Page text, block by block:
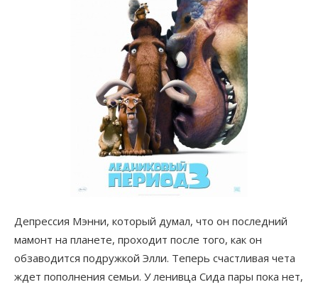
Депрессия Мэнни, который думал, что он последний
мамонт на планете, проходит после того, как он
обзаводится подружкой Элли. Теперь счастливая чета
ждет пополнения семьи. У ленивца Сида пары пока нет,